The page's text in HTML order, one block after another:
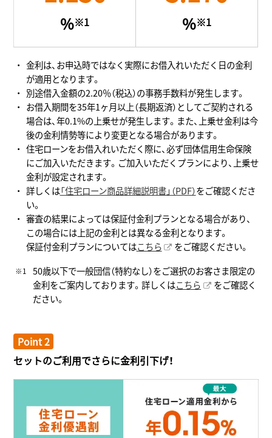
%※1 %※1
金利は、お申込時ではなく実際にお借入れいただく日の金利
が適用となります。
別途借入金額の2.20％（税込）の事務手数料が発生します。
お借入期間を35年1ヶ月以上（長期返済）としてご契約される
場合は、年0.1%の上乗せが発生します。また、上乗せ金利は今
後の金利情勢等により変更となる場合があります。
住宅ローンをお借入れいただく際に、必ず団体信用生命保険
にご加入いただきます。ご加入いただくプランにより、上乗せ
金利が設定されます。
詳しくは「住宅ローン商品詳細説明書」（PDF）をご確認くださ
い。
審査の結果によっては保証付金利プランとなる場合があり、
この場合には上記の金利とは異なる金利となります。
保証付金利プランについてはこちら
をご確認ください。
50歳以下で一般団信（特約なし）をご選択のお客さま限定の
金利をご案内しております。詳しくはこちら
をご確認く
ださい。
Point 2
セットのご利用でさらに金利引下げ！